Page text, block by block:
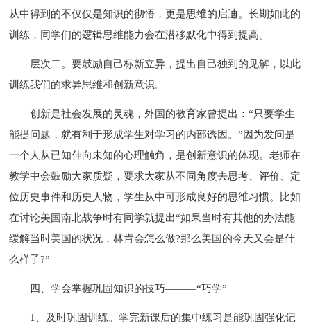
从中得到的不仅仅是知识的彻悟，更是思维的启迪。长期如此的
训练，同学们的逻辑思维能力会在潜移默化中得到提高。
层次二。要鼓励自己标新立异，提出自己独到的见解，以此
训练我们的求异思维和创新意识。
创新是社会发展的灵魂，外国的教育家曾提出：“只要学生
能提问题，就有利于形成学生对学习的内部诱因。”因为发问是
一个人从已知伸向未知的心理触角，是创新意识的体现。老师在
教学中会鼓励大家质疑，要求大家从不同角度去思考、评价、定
位历史事件和历史人物，学生从中可形成良好的思维习惯。比如
在讨论美国南北战争时有同学就提出“如果当时有其他的办法能
缓解当时美国的状况，林肯会怎么做?那么美国的今天又会是什
么样子?”
四、学会掌握巩固知识的技巧———“巧学”
1、及时巩固训练。学完新课后的集中练习是能巩固强化记